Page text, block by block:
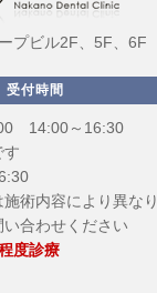
プビル2F、5F、6F
受付時間
14:00～16:30
す
術内容により異な
合わせください
度診療